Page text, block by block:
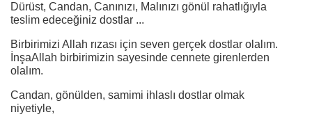
Dürüst, Candan, Canınızı, Malınızı gönül rahatlığıyla
teslim edeceğiniz dostlar ...
Birbirimizi Allah rızası için seven gerçek dostlar olalım.
İnşaAllah birbirimizin sayesinde cennete girenlerden
olalım.
Candan, gönülden, samimi ihlaslı dostlar olmak
niyetiyle,